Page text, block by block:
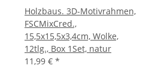
Holzbaus. 3D-Motivrahmen,
FSCMixCred.,
15,5x15,5x3,4cm, Wolke,
12tlg., Box 1Set, natur
11,99 € *